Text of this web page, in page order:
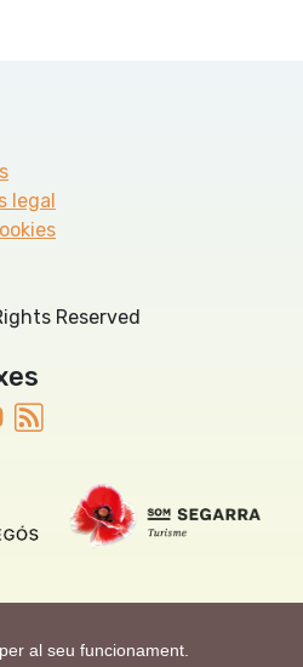
al seu funcionament.
legal
Reserved